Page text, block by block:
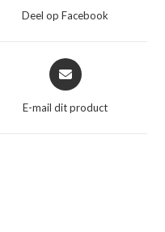
nieuw
Deel op Facebook
Opent
in
nieuw
E-mail dit product